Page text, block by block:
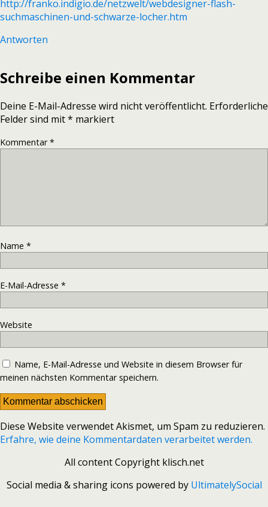
http://franko.indigio.de/netzwelt/webdesigner-flash-
suchmaschinen-und-schwarze-locher.htm
Antworten
Schreibe einen Kommentar
Deine E-Mail-Adresse wird nicht veröffentlicht. Erforderliche
Felder sind mit* markiert
Kommentar*
Name *
E-Mail-Adresse *
Website
Name, E-Mail-Adresse und Website in diesem Browser für
meinen nächsten Kommentar speichern.
Diese Website verwendet Akismet, um Spam zu reduzieren.
Erfahre, wie deine Kommentardaten verarbeitet werden.
All content Copyright klisch.net
Social media & sharing icons powered by UltimatelySocial